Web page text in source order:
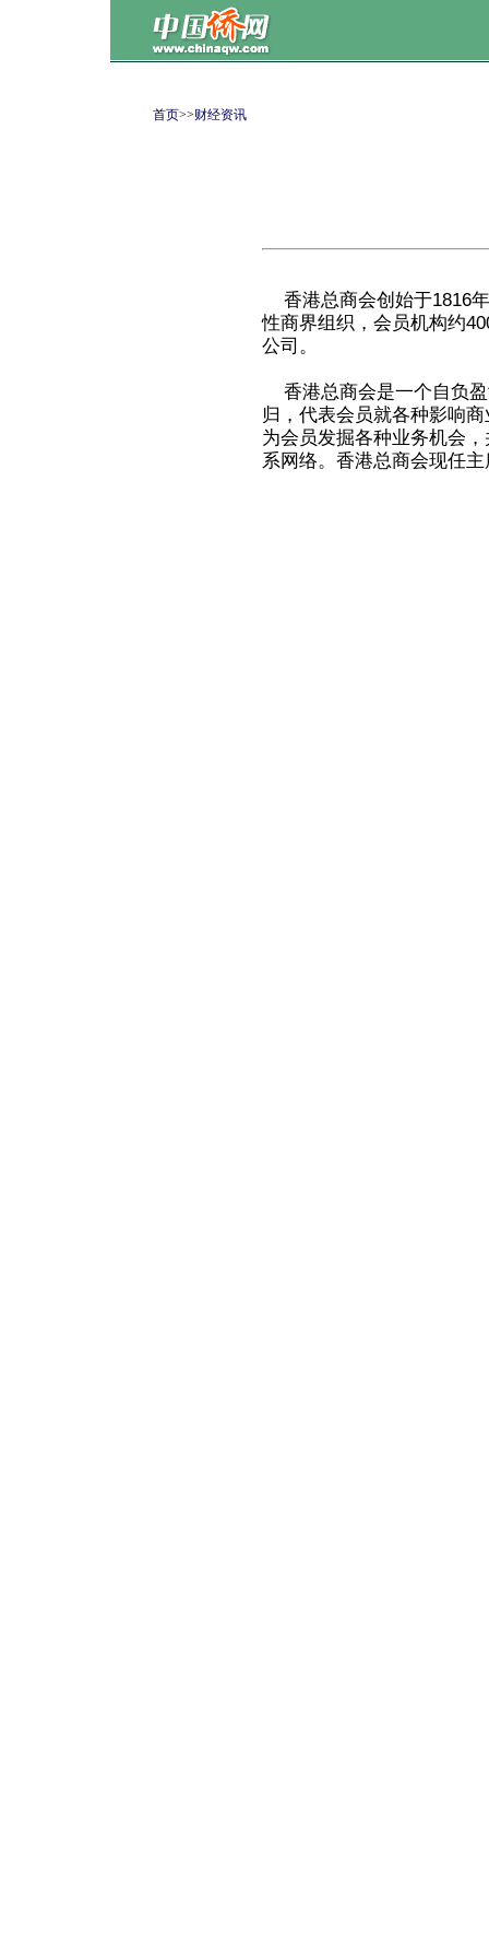
首页>>财经资讯
香港总商会创始于1816
性商界组织，会员机构约
公司。
香港总商会是一个自负
归，代表会员就各种影响
为会员发掘各种业务机会
系网络。香港总商会现任